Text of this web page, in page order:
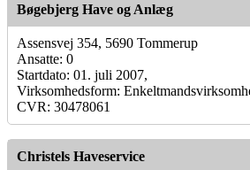
Bøgebjerg Have og Anlæg
Assensvej 354, 5690 Tommerup
Ansatte: 0
Startdato: 01. juli 2007,
Virksomhedsform:
CVR: 30478061
Christels Haveservice